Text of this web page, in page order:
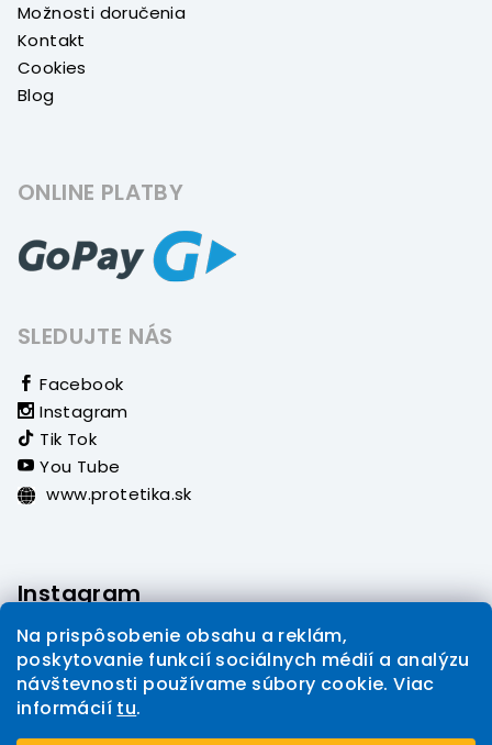
Na prispôsobenie obsahu a reklám,
poskytovanie funkcií sociálnych médií a analýzu
návštevnosti používame súbory cookie. Viac
informácií tu.
Možnosti doručenia
Kontakt
Cookies
Blog
ONLINE PLATBY
SLEDUJTE NÁS
Facebook
Instagram
Tik Tok
You Tube
www.protetika.sk
Instagram